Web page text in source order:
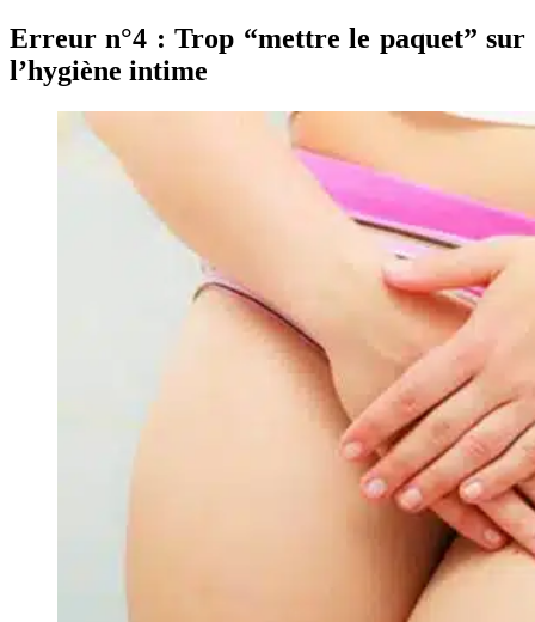
Erreur n°4 : Trop “mettre le paquet” sur
l’hygiène intime